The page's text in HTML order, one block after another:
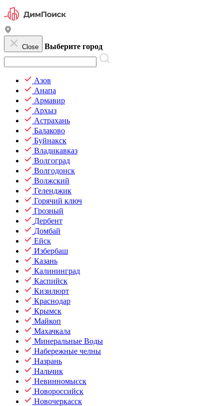
Close Выберите город
Азов
Анапа
Армавир
Архыз
Астрахань
Балаково
Буйнакск
Владикавказ
Волгоград
Волгодонск
Волжский
Геленджик
Горячий ключ
Грозный
Дербент
Домбай
Ейск
Избербаш
Казань
Калининград
Каспийск
Кизилюрт
Краснодар
Крымск
Майкоп
Махачкала
Минеральные Воды
Набережные челны
Назрань
Нальчик
Невинномысск
Новороссийск
Новочеркасск